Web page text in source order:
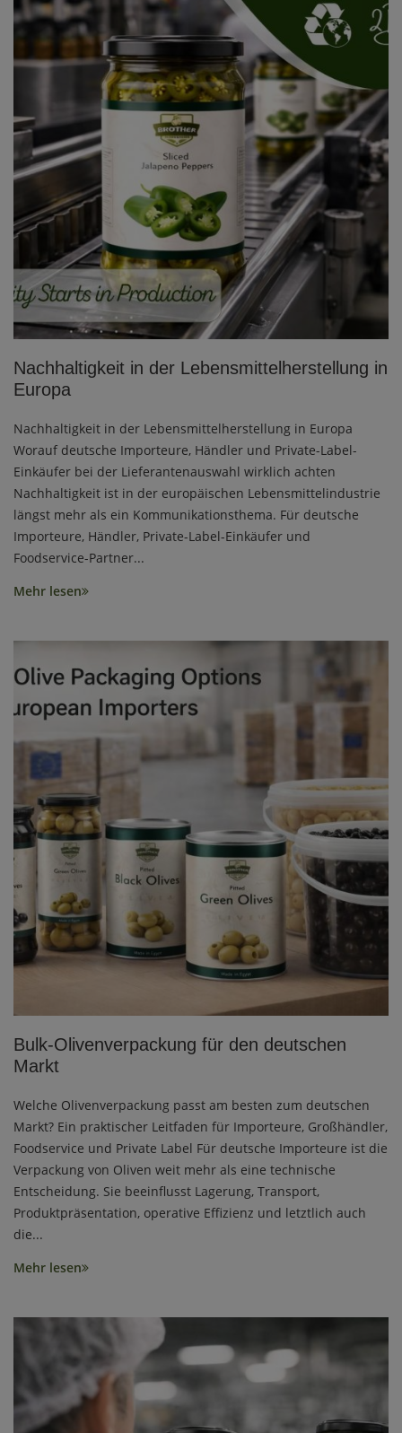
Nachhaltigkeit in der Lebensmittelherstellung in
Europa
Nachhaltigkeit in der Lebensmittelherstellung in Europa
Worauf deutsche Importeure, Händler und Private-Label-
Einkäufer bei der Lieferantenauswahl wirklich achten
Nachhaltigkeit ist in der europäischen Lebensmittelindustrie
längst mehr als ein Kommunikationsthema. Für deutsche
Importeure, Händler, Private-Label-Einkäufer und
Foodservice-Partner...
Mehr lesen
Bulk-Olivenverpackung für den deutschen
Markt
Welche Olivenverpackung passt am besten zum deutschen
Markt? Ein praktischer Leitfaden für Importeure, Großhändler,
Foodservice und Private Label Für deutsche Importeure ist die
Verpackung von Oliven weit mehr als eine technische
Entscheidung. Sie beeinflusst Lagerung, Transport,
Produktpräsentation, operative Effizienz und letztlich auch
die...
Mehr lesen